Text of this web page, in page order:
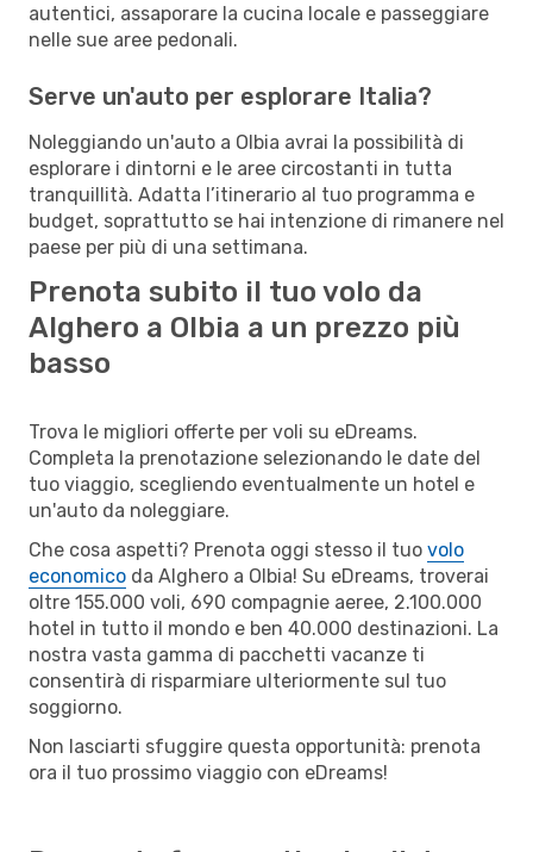
autentici, assaporare la cucina locale e passeggiare
nelle sue aree pedonali.
Serve un'auto per esplorare Italia?
Noleggiando un'auto a Olbia avrai la possibilità di
esplorare i dintorni e le aree circostanti in tutta
tranquillità. Adatta l’itinerario al tuo programma e
budget, soprattutto se hai intenzione di rimanere nel
paese per più di una settimana.
Prenota subito il tuo volo da
Alghero a Olbia a un prezzo più
basso
Trova le migliori offerte per voli su eDreams.
Completa la prenotazione selezionando le date del
tuo viaggio, scegliendo eventualmente un hotel e
un'auto da noleggiare.
Che cosa aspetti? Prenota oggi stesso il tuo volo
economico da Alghero a Olbia! Su eDreams, troverai
oltre 155.000 voli, 690 compagnie aeree, 2.100.000
hotel in tutto il mondo e ben 40.000 destinazioni. La
nostra vasta gamma di pacchetti vacanze ti
consentirà di risparmiare ulteriormente sul tuo
soggiorno.
Non lasciarti sfuggire questa opportunità: prenota
ora il tuo prossimo viaggio con eDreams!